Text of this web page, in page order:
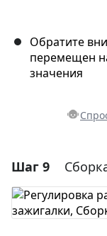
Обратите
перемещен
значения
Добавить
Шаг 9